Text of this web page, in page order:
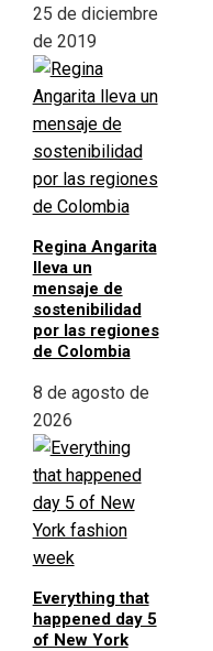
25 de diciembre
de 2019
Regina Angarita
lleva un
mensaje de
sostenibilidad
por las regiones
de Colombia
8 de agosto de
2026
Everything that
happened day 5
of New York